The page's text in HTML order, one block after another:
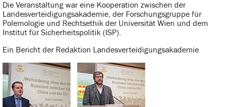
Die Veranstaltung war eine Kooperation zwischen der
Landesverteidigungsakademie, der Forschungsgruppe für
Polemologie und Rechtsethik der Universität Wien und dem
Institut für Sicherheitspolitik (ISP).
Ein Bericht der Redaktion Landesverteidigungsakademie